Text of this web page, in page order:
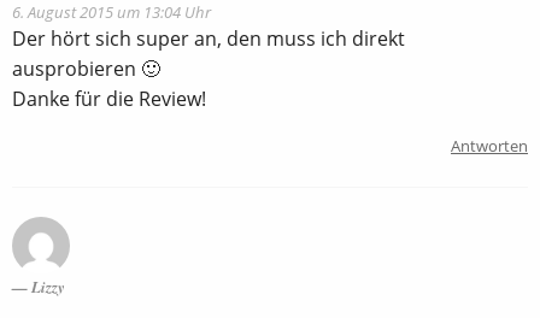
6. August 2015 um 13:04 Uhr
Der hört sich super an, den muss ich direkt
ausprobieren 🙂
Danke für die Review!
Antworten
Lizzy